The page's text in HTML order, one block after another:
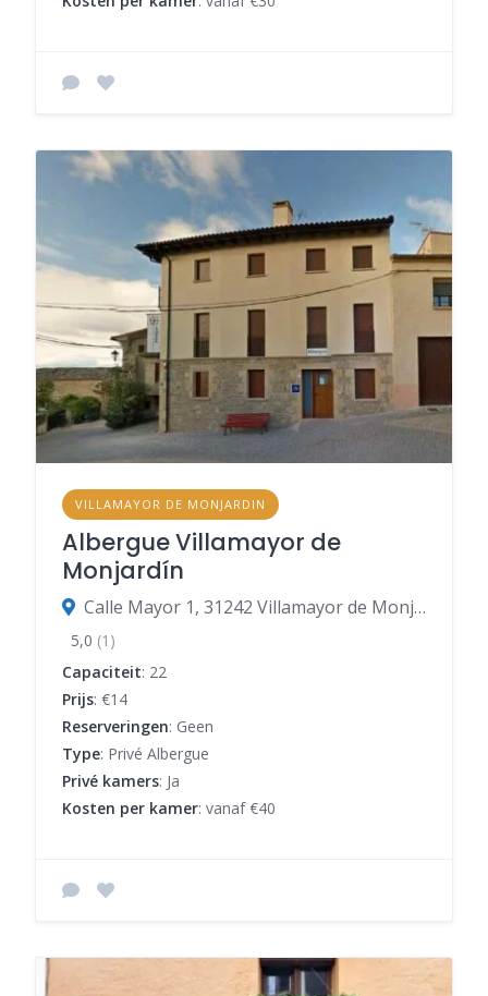
VILLAMAYOR DE MONJARDIN
Albergue Villamayor de
Monjardín
Calle Mayor 1, 31242 Villamayor de Monjardín, Navarra, Spanje
5,0 (1)
Capaciteit: 22
Prijs: €14
Reserveringen: Geen
Type: Privé Albergue
Privé kamers: Ja
Kosten per kamer: vanaf €40